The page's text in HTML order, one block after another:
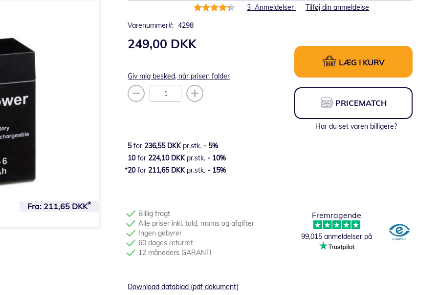
Varenummer 4298
Bedømmelse:
3Anmeldelser Tilføj din anmeldelse
249,00 DKK
Giv mig besked, når prisen falder
LÆG I KURV
PRICEMATCH
Har du set varen billigere?
5for 236,55 DKK pr.stk. - 5%
10for 224,10 DKK pr.stk. - 10%
20for 211,65 DKK pr.stk. - 15%
Billig fragt
Alle priser inkl. told, moms og afgifter
Ingen gebyrer
60 dages returret
12 måneders GARANTI
Fremragende
99,015 anmeldelser på
Download datablad (pdf dokument)
Fra: 211,65 DKK